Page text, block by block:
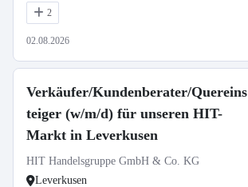
2
02.08.2026
Verkäufer/Kundenberater/Quereins
teiger (w/m/d) für unseren HIT-
Markt in Leverkusen
HIT Handelsgruppe GmbH & Co. KG
Leverkusen